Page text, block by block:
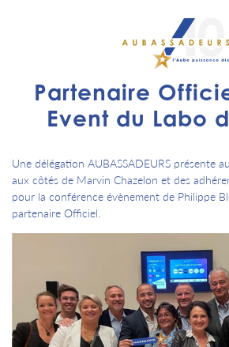
Partenaire
Event du Labo
Une délégation AUBASSADEURS présente
aux côtés de Marvin Chazelon et des
pour la conférence évènement de Philippe
partenaire Officiel.